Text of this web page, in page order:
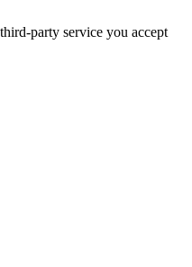
party service you accept